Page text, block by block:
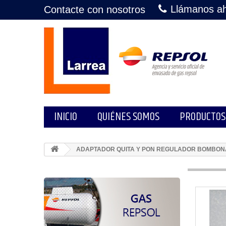
Contacte con nosotros Llámanos
INICIO QUIÉNES SOMOS PRODUCTOS
ADAPTADOR QUITA Y PON REGULADOR